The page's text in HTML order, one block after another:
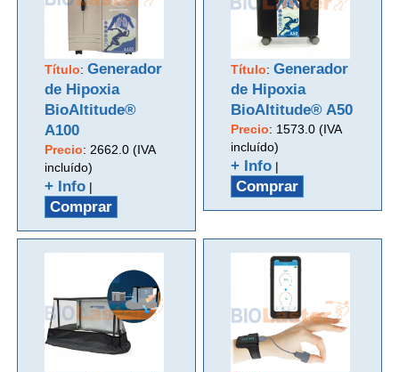
Título:Generador
de Hipoxia
BioAltitude®
A100
Precio: 2662.0 (IVA
incluído)
+ Info |
Comprar
Título:Generador
de Hipoxia
BioAltitude® A50
Precio: 1573.0 (IVA
incluído)
+ Info |
Comprar